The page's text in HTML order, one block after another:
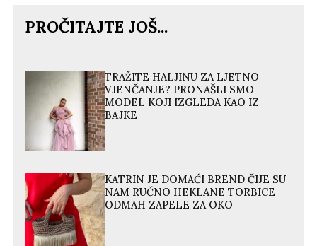
PROČITAJTE JOŠ...
TRAŽITE HALJINU ZA LJETNO
VJENČANJE? PRONAŠLI SMO
MODEL KOJI IZGLEDA KAO IZ
BAJKE
KATRIN JE DOMAĆI BREND ČIJE SU
NAM RUČNO HEKLANE TORBICE
ODMAH ZAPELE ZA OKO